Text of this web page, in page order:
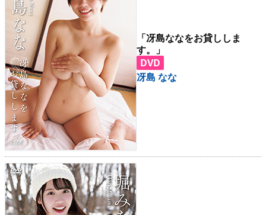
「冴島ななをお貸ししま
す。」
DVD
冴島 なな